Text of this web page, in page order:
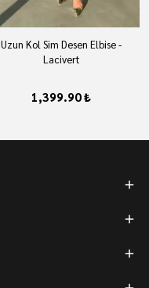
Uzun Kol Sim Desen Elbise -
Lacivert
1,399.90 ₺